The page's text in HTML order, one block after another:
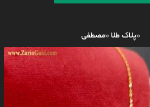
«پلاک طلا «مصطفی